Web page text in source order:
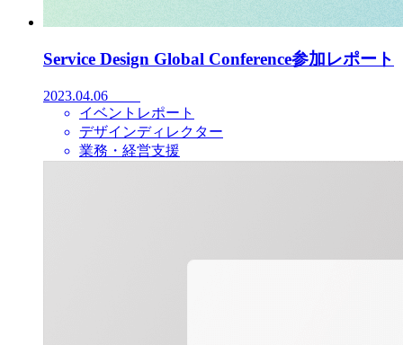
Service Design Global Conference参加レポート
2023.04.06
イベントレポート
デザインディレクター
業務・経営支援